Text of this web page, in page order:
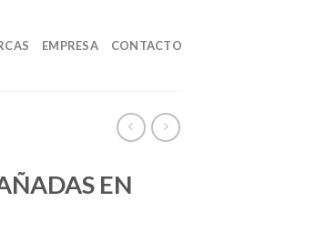
EMPRESA CONTACTO
EN